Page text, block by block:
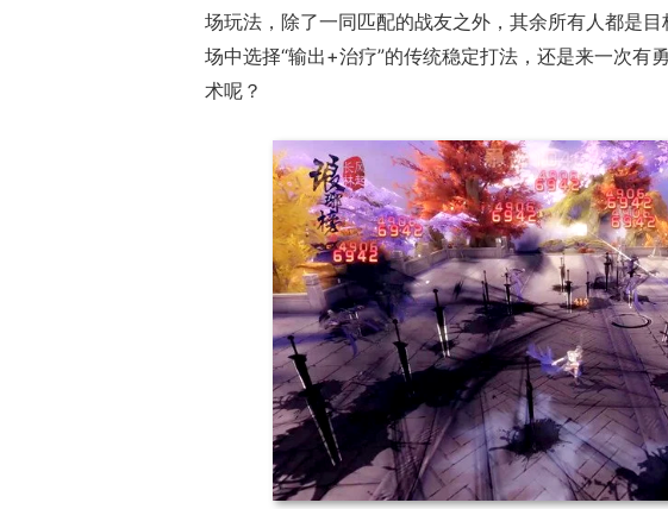
场玩法，除了一同匹配的战友之外，其余所有人都是
场中选择“输出+治疗”的传统稳定打法，还是来一次有
术呢？